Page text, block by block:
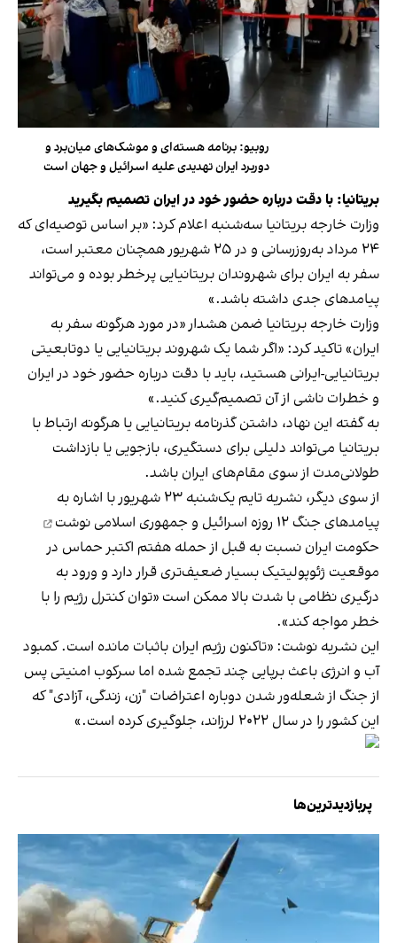
روبیو: برنامه هسته‌ای و موشک‌های میان‌برد و
دوربرد ایران تهدیدی علیه اسرائیل و جهان است
بریتانیا: با دقت درباره حضور خود در ایران تصمیم بگیرید
وزارت خارجه بریتانیا سه‌شنبه اعلام کرد:‌ «بر اساس توصیه‌ای که
۲۴ مرداد به‌روزرسانی و در ۲۵ شهریور همچنان معتبر است،
سفر به ایران برای شهروندان بریتانیایی پرخطر بوده و می‌تواند
پیامدهای جدی داشته باشد.»
وزارت خارجه بریتانیا ضمن هشدار «در مورد هرگونه سفر به
ایران» تاکید کرد: «اگر شما یک شهروند بریتانیایی یا دوتابعیتی
بریتانیایی-ایرانی هستید، باید با دقت درباره حضور خود در ایران
و خطرات ناشی از آن تصمیم‌گیری کنید.»
به گفته این نهاد، داشتن گذرنامه بریتانیایی یا هرگونه ارتباط با
بریتانیا می‌تواند دلیلی برای دستگیری، بازجویی یا بازداشت
طولانی‌مدت از سوی مقام‌های ایران باشد.
از سوی دیگر، نشریه تایم یک‌شنبه ۲۳ شهریور با اشاره به
پیامدهای جنگ ۱۲ روزه اسرائیل و جمهوری اسلامی
نوشت
حکومت ایران نسبت به قبل از حمله هفتم اکتبر حماس در
موقعیت ژئوپولیتیک بسیار ضعیف‌تری قرار دارد و ورود به
درگیری نظامی با شدت بالا ممکن است «توان کنترل رژیم را با
خطر مواجه کند».
این نشریه نوشت: «تاکنون رژیم ایران باثبات مانده است. کمبود
آب و انرژی باعث برپایی چند تجمع شده اما سرکوب امنیتی پس
از جنگ از شعله‌ور شدن دوباره اعتراضات "زن، زندگی، آزادی" که
این کشور را در سال ۲۰۲۲ لرزاند، جلوگیری کرده است.»
پربازدیدترین‌ها